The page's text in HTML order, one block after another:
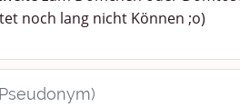
noch lang nicht Können ;o)